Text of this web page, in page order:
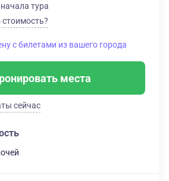
тура
с билетами из вашего города
места
сейчас